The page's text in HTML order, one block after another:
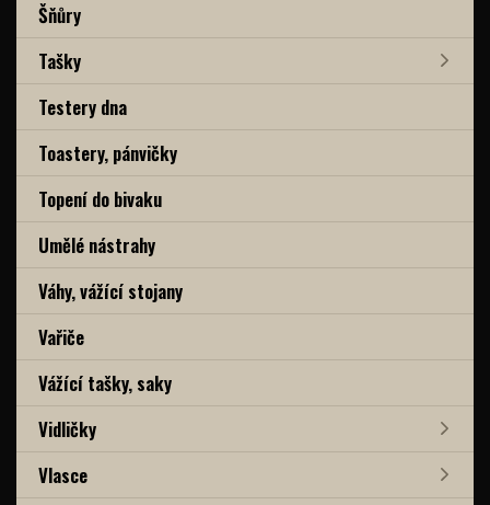
Šňůry
Tašky
Testery dna
Toastery, pánvičky
Topení do bivaku
Umělé nástrahy
Váhy, vážící stojany
Vařiče
Vážící tašky, saky
Vidličky
Vlasce